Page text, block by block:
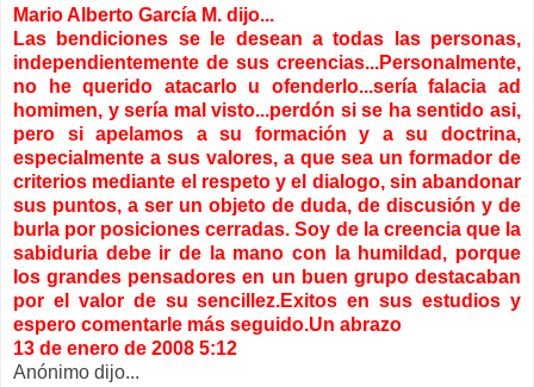
Mario Alberto García M. dijo...
Las bendiciones se le desean a todas las personas,
independientemente de sus creencias...Personalmente,
no he querido atacarlo u ofenderlo...sería falacia ad
homimen, y sería mal visto...perdón si se ha sentido asi,
pero si apelamos a su formación y a su doctrina,
especialmente a sus valores, a que sea un formador de
criterios mediante el respeto y el dialogo, sin abandonar
sus puntos, a ser un objeto de duda, de discusión y de
burla por posiciones cerradas. Soy de la creencia que la
sabiduria debe ir de la mano con la humildad, porque
los grandes pensadores en un buen grupo destacaban
por el valor de su sencillez.Exitos en sus estudios y
espero comentarle más seguido.Un abrazo
13 de enero de 2008 5:12
Anónimo dijo...